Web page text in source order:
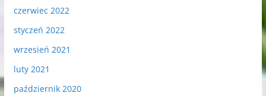
czerwiec 2022
styczeń 2022
wrzesień 2021
luty 2021
październik 2020